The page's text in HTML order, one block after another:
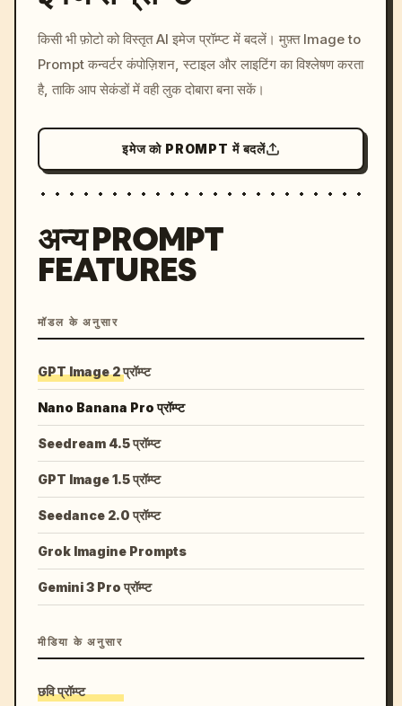
c, cyberpunk sunset, neon
colors, 8k --v 6.0
किसी भी फ़ोटो को विस्तृत AI इमेज प्रॉम्प्ट में बदलें। मुफ़्त Image to
Prompt कन्वर्टर कंपोज़िशन, स्टाइल और लाइटिंग का विश्लेषण करता
है, ताकि आप सेकंडों में वही लुक दोबारा बना सकें।
इमेज को PROMPT में बदलें
अन्य PROMPT
FEATURES
मॉडल के अनुसार
GPT Image 2 प्रॉम्प्ट
Nano Banana Pro प्रॉम्प्ट
Seedream 4.5 प्रॉम्प्ट
GPT Image 1.5 प्रॉम्प्ट
Seedance 2.0 प्रॉम्प्ट
Grok Imagine Prompts
Gemini 3 Pro प्रॉम्प्ट
मीडिया के अनुसार
छवि प्रॉम्प्ट